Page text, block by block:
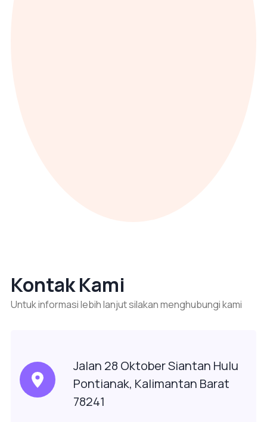
Kontak Kami
Untuk informasi lebih lanjut silakan menghubungi kami
Jalan 28 Oktober Siantan Hulu
Pontianak, Kalimantan Barat
78241